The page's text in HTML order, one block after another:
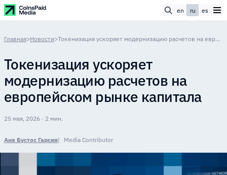
en ru es
Главная>Новости> Токенизация ускоряет модернизацию расчетов на европейском рынке капитала
Токенизация ускоряет
модернизацию расчетов на
европейском рынке капитала
25 мая, 2026 · 2 мин.
Ана Бустос Гарсия Media Contributor